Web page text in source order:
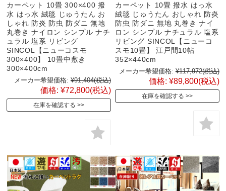
カーペット 10畳 300×400 撥
水 はっ水 絨毯 じゅうたん お
しゃれ 防炎 防虫 防ダニ 無地
丸巻き ナイロン シンプル ナチ
ュラル 塩系 リビング
SINCOL【ニューコスモ
300×400】 10畳中敷き
300×400cm
メーカー希望価格: ¥91,404(税込)
価格: ¥72,800(税込)
在庫を確認する
カーペット 10畳 撥水 はっ水
絨毯 じゅうたん おしゃれ 防炎
防虫 防ダニ 無地 丸巻き ナイ
ロン シンプル ナチュラル 塩系
リビング SINCOL【ニューコ
スモ10畳】 江戸間10帖
352×440cm
メーカー希望価格: ¥117,972(税込)
価格: ¥89,800(税込)
在庫を確認する